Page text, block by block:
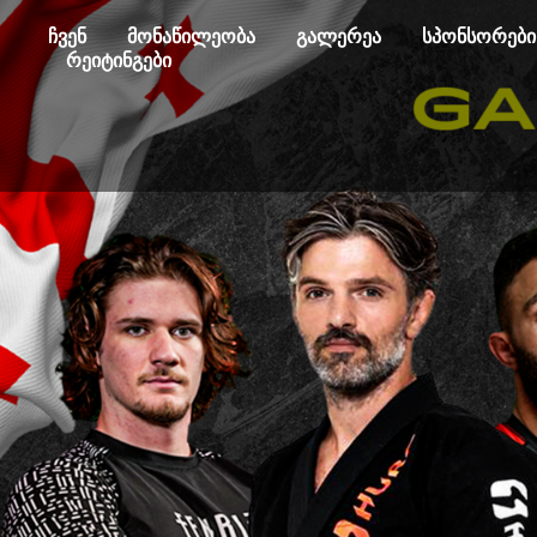
ჩვენ მონაწილეობა გალერეა
სპონსორები
რეიტინგები